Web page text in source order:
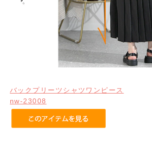
バックプリーツシャツワンピース
nw-23008